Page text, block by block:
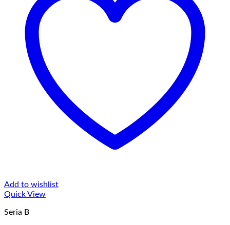
Add to wishlist
Quick View
Seria B